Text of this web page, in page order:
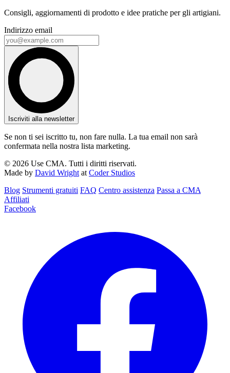
Consigli, aggiornamenti di prodotto e idee pratiche per gli artigiani.
Indirizzo email
Iscriviti alla newsletter
Se non ti sei iscritto tu, non fare nulla. La tua email non sarà
confermata nella nostra lista marketing.
© 2026 Use CMA. Tutti i diritti riservati.
Made by David Wright at Coder Studios
Blog‎ Strumenti gratuiti FAQ Centro assistenza Passa a CMA
Affiliati
Facebook